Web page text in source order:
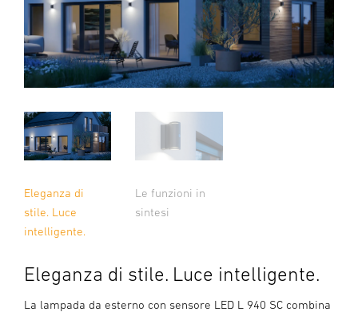
Eleganza di
stile. Luce
intelligente.
Le funzioni in
sintesi
Eleganza di stile. Luce intelligente.
La lampada da esterno con sensore LED L 940 SC combina